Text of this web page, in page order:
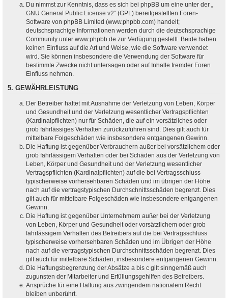
Du nimmst zur Kenntnis, dass es sich bei phpBB um eine unter der „
GNU General Public License v2“ (GPL) bereitgestellten Foren-
Software von phpBB Limited (www.phpbb.com) handelt;
deutschsprachige Informationen werden durch die deutschsprachige
Community unter www.phpbb.de zur Verfügung gestellt. Beide haben
keinen Einfluss auf die Art und Weise, wie die Software verwendet
wird. Sie können insbesondere die Verwendung der Software für
bestimmte Zwecke nicht untersagen oder auf Inhalte fremder Foren
Einfluss nehmen.
5. GEWÄHRLEISTUNG
Der Betreiber haftet mit Ausnahme der Verletzung von Leben, Körper
und Gesundheit und der Verletzung wesentlicher Vertragspflichten
(Kardinalpflichten) nur für Schäden, die auf ein vorsätzliches oder
grob fahrlässiges Verhalten zurückzuführen sind. Dies gilt auch für
mittelbare Folgeschäden wie insbesondere entgangenen Gewinn.
Die Haftung ist gegenüber Verbrauchern außer bei vorsätzlichem oder
grob fahrlässigem Verhalten oder bei Schäden aus der Verletzung von
Leben, Körper und Gesundheit und der Verletzung wesentlicher
Vertragspflichten (Kardinalpflichten) auf die bei Vertragsschluss
typischerweise vorhersehbaren Schäden und im übrigen der Höhe
nach auf die vertragstypischen Durchschnittsschäden begrenzt. Dies
gilt auch für mittelbare Folgeschäden wie insbesondere entgangenen
Gewinn.
Die Haftung ist gegenüber Unternehmern außer bei der Verletzung
von Leben, Körper und Gesundheit oder vorsätzlichem oder grob
fahrlässigem Verhalten des Betreibers auf die bei Vertragsschluss
typischerweise vorhersehbaren Schäden und im Übrigen der Höhe
nach auf die vertragstypischen Durchschnittsschäden begrenzt. Dies
gilt auch für mittelbare Schäden, insbesondere entgangenen Gewinn.
Die Haftungsbegrenzung der Absätze a bis c gilt sinngemäß auch
zugunsten der Mitarbeiter und Erfüllungsgehilfen des Betreibers.
Ansprüche für eine Haftung aus zwingendem nationalem Recht
bleiben unberührt.